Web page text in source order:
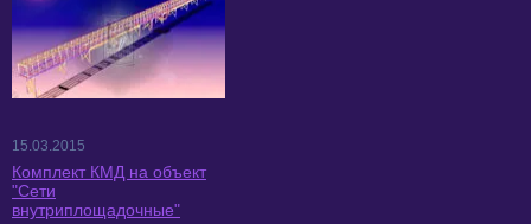
15.03.2015
Комплект КМД на объект
"Сети
внутриплощадочные"